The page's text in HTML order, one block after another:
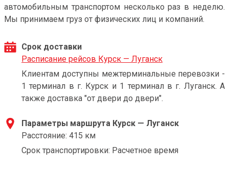
автомобильным транспортом несколько раз в неделю.
Мы принимаем груз от физических лиц и компаний.
Срок доставки
Расписание рейсов Курск — Луганск
Клиентам доступны межтерминальные перевозки -
1 терминал в г. Курск и 1 терминал в г. Луганск. А
также доставка "от двери до двери".
Параметры маршрута Курск — Луганск
Расстояние: 415 км
Срок транспортировки: Расчетное время